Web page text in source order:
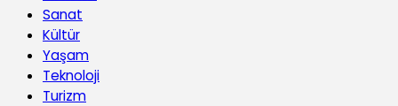
Sanat
Kültür
Yaşam
Teknoloji
Turizm